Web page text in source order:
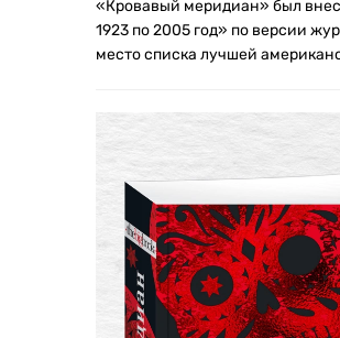
«Кровавый меридиан» был
1923 по 2005 год» по версии
место списка лучшей